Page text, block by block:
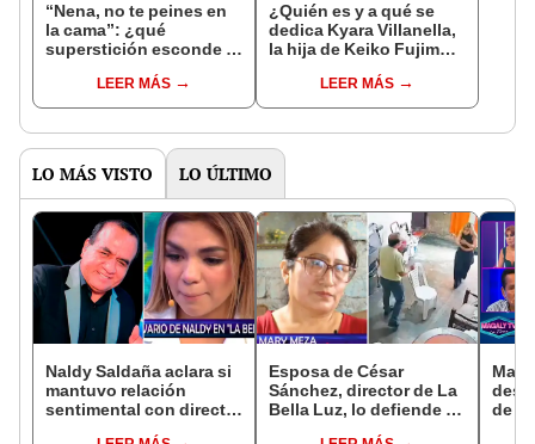
“Nena, no te peines en
la cama”: ¿qué
superstición esconde la
Enanitos Verdes?
LEER MÁS
¿Quién es y a qué se
dedica Kyara Villanella,
la hija de Keiko Fujimori
nivel nacional?
LEER MÁS
LO MÁS VISTO LO ÚLTIMO
Naldy Saldaña aclara si
mantuvo relación
sentimental con director
Esposa de César
Sánchez, director de La
Bella Luz, lo defiende y
de